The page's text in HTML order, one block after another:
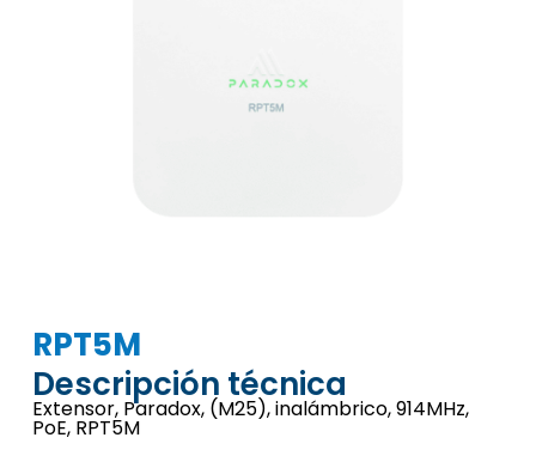
RPT5M
Descripción técnica
Extensor, Paradox, (M25), inalámbrico, 914MHz,
PoE, RPT5M